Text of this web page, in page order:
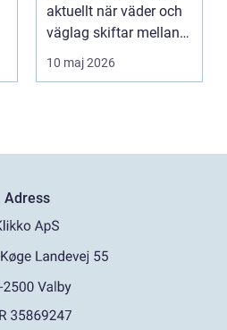
aktuellt när väder och
väglag skiftar mellan
sommar och ...
10 maj 2026
Adress